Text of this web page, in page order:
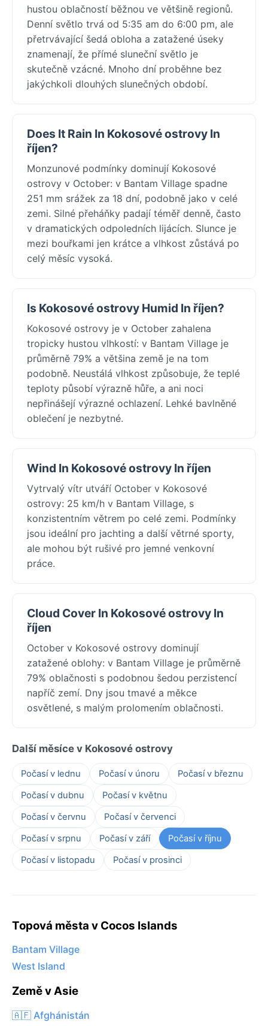
hustou oblačností běžnou ve většině regionů.
Denní světlo trvá od 5:35 am do 6:00 pm, ale
přetrvávající šedá obloha a zatažené úseky
znamenají, že přímé sluneční světlo je
skutečně vzácné. Mnoho dní proběhne bez
jakýchkoli dlouhých slunečných období.
Does It Rain In Kokosové ostrovy In
říjen?
Monzunové podmínky dominují Kokosové
ostrovy v October: v Bantam Village spadne
251 mm srážek za 18 dní, podobně jako v celé
zemi. Silné přeháňky padají téměř denně, často
v dramatických odpoledních lijácích. Slunce je
mezi bouřkami jen krátce a vlhkost zůstává po
celý měsíc vysoká.
Is Kokosové ostrovy Humid In říjen?
Kokosové ostrovy je v October zahalena
tropicky hustou vlhkostí: v Bantam Village je
průměrně 79% a většina země je na tom
podobně. Neustálá vlhkost způsobuje, že teplé
teploty působí výrazně hůře, a ani noci
nepřinášejí výrazné ochlazení. Lehké bavlněné
oblečení je nezbytné.
Wind In Kokosové ostrovy In říjen
Vytrvalý vítr utváří October v Kokosové
ostrovy: 25 km/h v Bantam Village, s
konzistentním větrem po celé zemi. Podmínky
jsou ideální pro jachting a další větrné sporty,
ale mohou být rušivé pro jemné venkovní
práce.
Cloud Cover In Kokosové ostrovy In
říjen
October v Kokosové ostrovy dominují
zatažené oblohy: v Bantam Village je průměrně
79% oblačnosti s podobnou šedou perzistencí
napříč zemí. Dny jsou tmavé a měkce
osvětlené, s malým prolomením oblačnosti.
Další měsíce v Kokosové ostrovy
Počasí v lednu Počasí v únoru
Počasí v březnu
Počasí v dubnu
Počasí v květnu
Počasí v červnu
Počasí v červenci
Počasí v srpnu
Počasí v září
Počasí v říjnu
Počasí v listopadu
Počasí v prosinci
Topová města v Cocos Islands
Bantam Village
West Island
Země v Asie
🇦🇫 Afghánistán